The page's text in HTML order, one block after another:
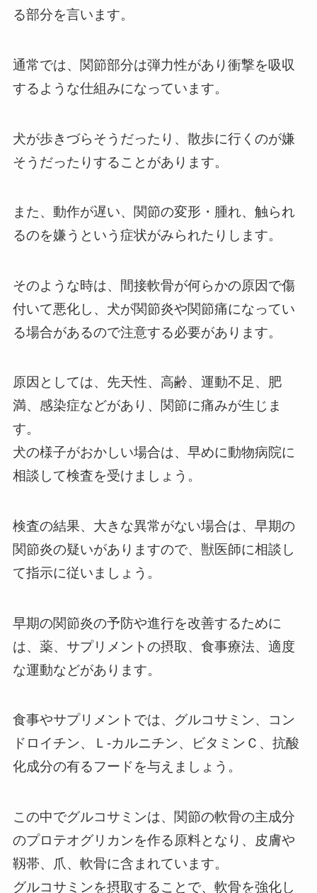
る部分を言います。
通常では、関節部分は弾力性があり衝撃を吸収
するような仕組みになっています。
犬が歩きづらそうだったり、散歩に行くのが嫌
そうだったりすることがあります。
また、動作が遅い、関節の変形・腫れ、触られ
るのを嫌うという症状がみられたりします。
そのような時は、間接軟骨が何らかの原因で傷
付いて悪化し、犬が関節炎や関節痛になってい
る場合があるので注意する必要があります。
原因としては、先天性、高齢、運動不足、肥
満、感染症などがあり、関節に痛みが生じま
す。
犬の様子がおかしい場合は、早めに動物病院に
相談して検査を受けましょう。
検査の結果、大きな異常がない場合は、早期の
関節炎の疑いがありますので、獣医師に相談し
て指示に従いましょう。
早期の関節炎の予防や進行を改善するために
は、薬、サプリメントの摂取、食事療法、適度
な運動などがあります。
食事やサプリメントでは、グルコサミン、コン
ドロイチン、Ｌ-カルニチン、ビタミンＣ、抗酸
化成分の有るフードを与えましょう。
この中でグルコサミンは、関節の軟骨の主成分
のプロテオグリカンを作る原料となり、皮膚や
靱帯、爪、軟骨に含まれています。
グルコサミンを摂取することで、軟骨を強化し